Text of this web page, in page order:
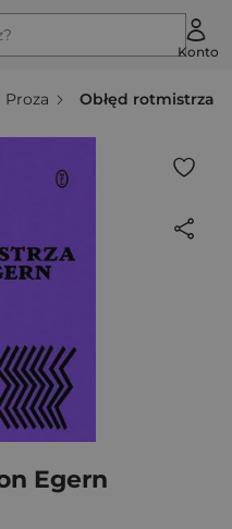
Konto
Proza Obłęd rotmistrza
Egern